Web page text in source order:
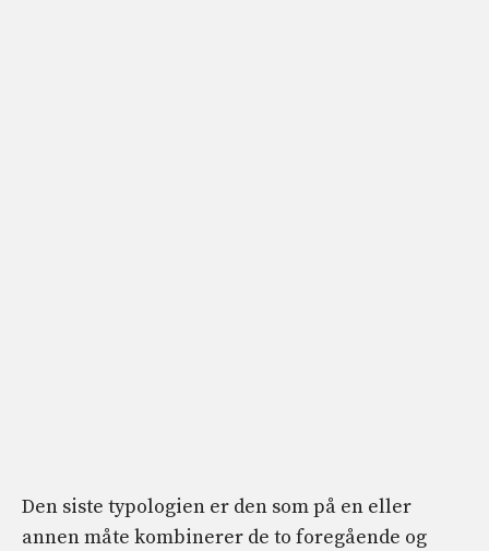
Den siste typologien er den som på en eller
annen måte kombinerer de to foregående og